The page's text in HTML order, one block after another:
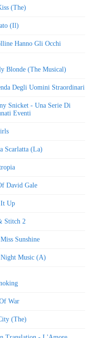
(The)
(Il)
Hanno Gli Occhi
Blonde (The Musical)
Degli Uomini Straordinari
Snicket - Una Serie Di
Eventi
Scarlatta (La)
David Gale
Up
Stitch 2
Sunshine
Music (A)
War
(The)